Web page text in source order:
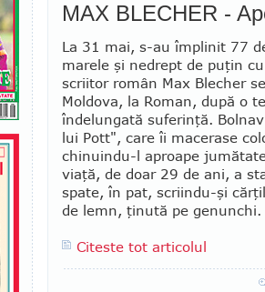
MAX BLECHER -
La 31 mai, s-au împlinit 77
marele şi nedrept de puţin
scri­i­tor român Max Blecher
Mol­do­va, la Roman, după o
îndelungată su­fe­rinţă.
lui Pott", care îi macerase
chinuindu-l aproape
viaţă, de doar 29 de ani, a
spate, în pat, scriindu-şi
de lemn, ţinută pe ge­nunchi.
Citeste tot articolul